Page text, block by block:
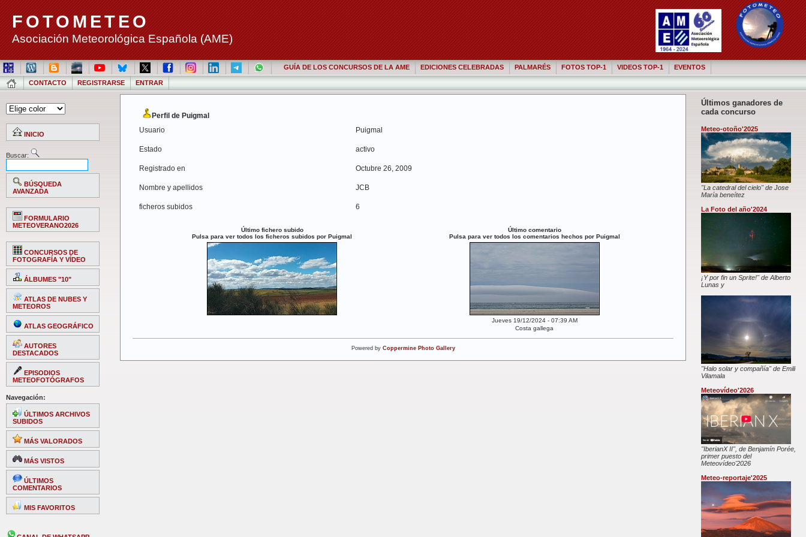
FOTOMETEO
Asociación Meteorológica Española (AME)
GUÍA DE LOS CONCURSOS DE LA AME EDICIONES CELEBRADAS PALMARÉS FOTOS TOP-1 VIDEOS TOP-1 EVENTOS
CONTACTO REGISTRARSE ENTRAR
INICIO
Buscar:
BÚSQUEDA
AVANZADA
FORMULARIO
METEOVERANO2026
CONCURSOS DE
FOTOGRAFÍA Y VÍDEO
ÁLBUMES "10"
ATLAS DE NUBES Y
METEOROS
ATLAS GEOGRÁFICO
AUTORES
DESTACADOS
EPISODIOS
METEOFOTÓGRAFOS
Navegación:
ÚLTIMOS ARCHIVOS
SUBIDOS
MÁS VALORADOS
MÁS VISTOS
ÚLTIMOS
COMENTARIOS
MIS FAVORITOS
Últimos ganadores de
cada concurso
Meteo-otoño'2025
"La catedral del cielo" de Jose
María beneítez
La Foto del año'2024
¡Y por fin un Sprite!" de Alberto
Lunas y
"Halo solar y compañía" de Emili
Vilamala
Meteovídeo'2026
"IberianX II", de Benjamín Porée,
primer puesto del
Meteovídeo'2026
Meteo-reportaje'2025
Perfil de Puigmal
Usuario
Puigmal
Estado activo
Registrado en Octubre 26, 2009
Nombre y apellidos JCB
ficheros subidos 6
Último fichero subido
Pulsa para ver todos los ficheros subidos por Puigmal
Último comentario
Pulsa para ver todos los comentarios hechos por Puigmal
Jueves 19/12/2024 - 07:39 AM
Costa gallega
Powered by Coppermine Photo Gallery